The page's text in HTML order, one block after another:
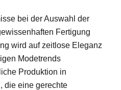
bei der Auswahl der
Fertigung
wird auf zeitlose Eleganz
Modetrends
Produktion in
die eine gerechte